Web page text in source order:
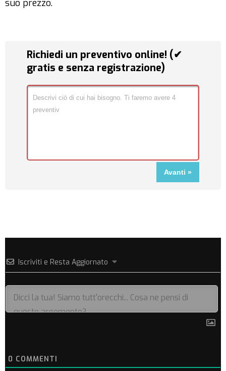
suo prezzo.
Richiedi un preventivo online! (✔
gratis e senza registrazione)
Iscriviti e Resta Aggiornato
0 COMMENTI